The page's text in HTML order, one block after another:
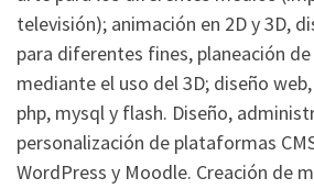
televisión); animación en 2D y 3D,
para diferentes fines, planeación
mediante el uso del 3D; diseño
php, mysql y flash. Diseño,
personalización de plataformas
WordPress y Moodle. Creación de